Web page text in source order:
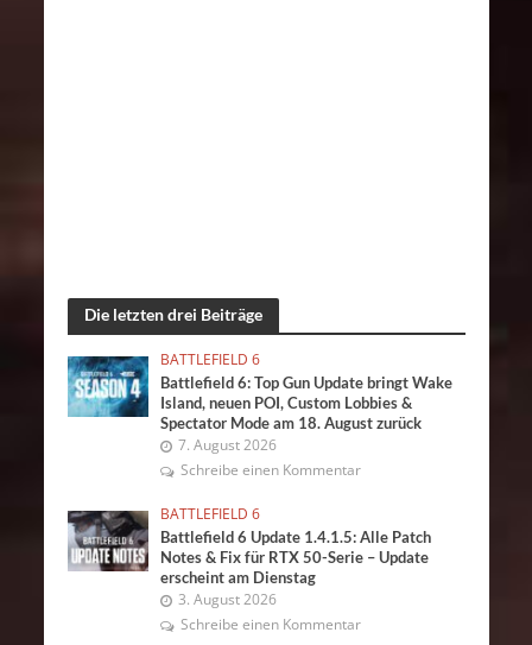
Die letzten drei Beiträge
BATTLEFIELD 6
Battlefield 6: Top Gun Update bringt Wake
Island, neuen POI, Custom Lobbies &
Spectator Mode am 18. August zurück
7. August 2026
Schreibe einen Kommentar
BATTLEFIELD 6
Battlefield 6 Update 1.4.1.5: Alle Patch
Notes & Fix für RTX 50-Serie – Update
erscheint am Dienstag
3. August 2026
Schreibe einen Kommentar